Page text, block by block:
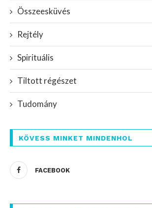
Összeesküvés
Rejtély
Spirituális
Tiltott régészet
Tudomány
KÖVESS MINKET MINDENHOL
FACEBOOK